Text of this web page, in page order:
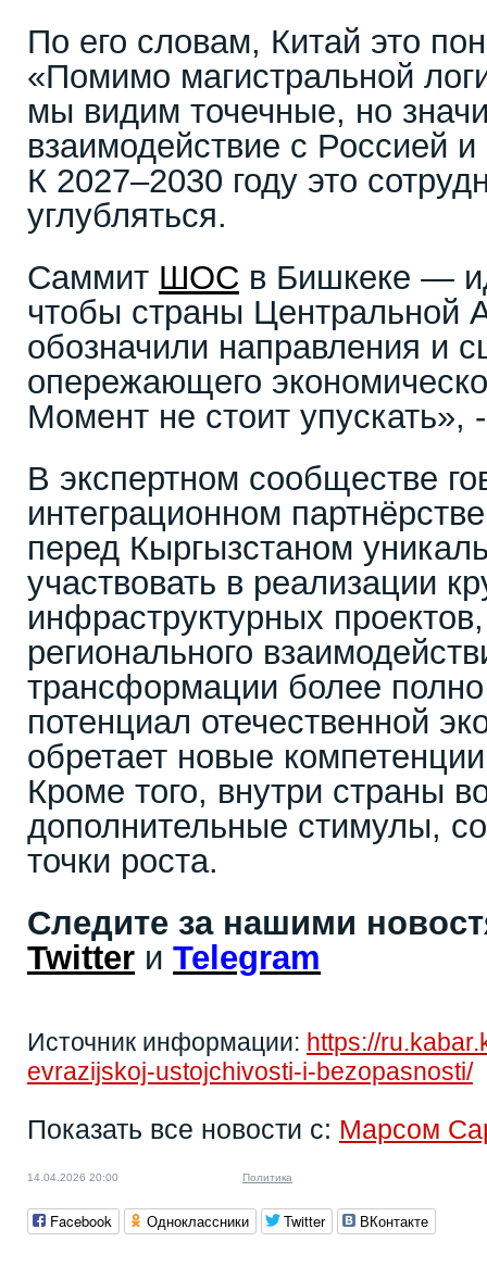
По его словам, Китай это
«Помимо магистральной
мы видим точечные, но
взаимодействие с Россией
К 2027–2030 году это
углубляться.
Саммит ШОС в Бишкеке —
чтобы страны Центральной
обозначили направления и
опережающего
Момент не стоит упускать»,
В экспертном сообществе
интеграционном
перед Кыргызстаном
участвовать в реализации
инфраструктурных
регионального
трансформации более
потенциал отечественной
обретает новые
Кроме того, внутри страны
дополнительные стимулы,
точки роста.
Следите за нашими
Twitter и Telegram
Источник информации: https://
evrazijskoj-ustojchivosti-i-bezopasnosti/
Показать все новости с: Марсом
14.04.2026 20:00 Политика
Facebook Одноклассники Twitter ВКонтакте